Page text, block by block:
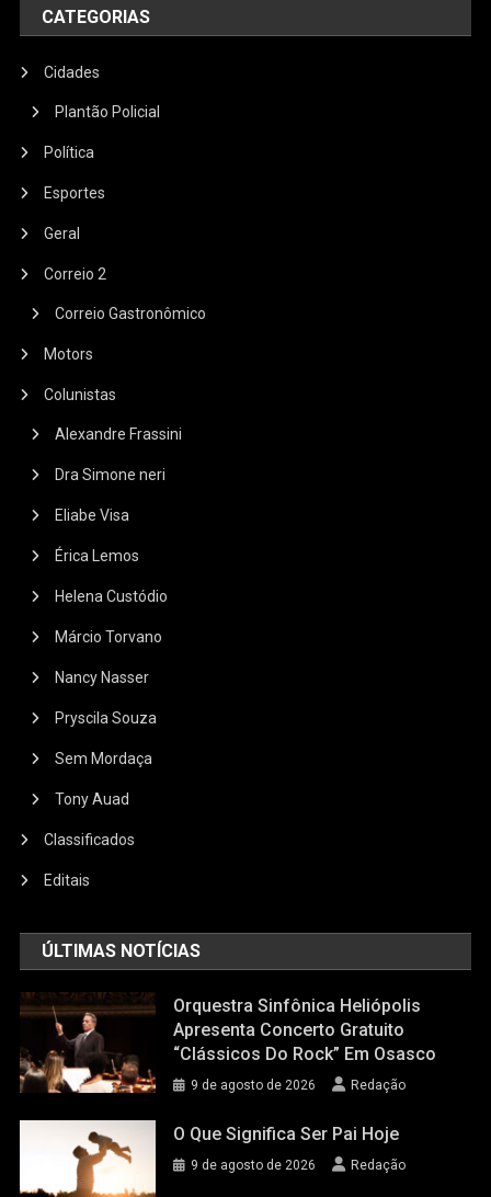
CATEGORIAS
Cidades
Plantão Policial
Política
Esportes
Geral
Correio 2
Correio Gastronômico
Motors
Colunistas
Alexandre Frassini
Dra Simone neri
Eliabe Visa
Érica Lemos
Helena Custódio
Márcio Torvano
Nancy Nasser
Pryscila Souza
Sem Mordaça
Tony Auad
Classificados
Editais
ÚLTIMAS NOTÍCIAS
Orquestra Sinfônica Heliópolis
Apresenta Concerto Gratuito
“Clássicos Do Rock” Em Osasco
9 de agosto de 2026 Redação
O Que Significa Ser Pai Hoje
9 de agosto de 2026 Redação